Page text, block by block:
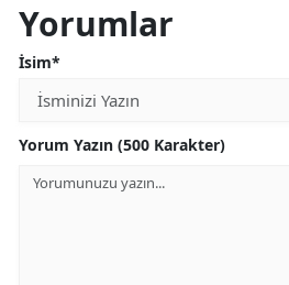
Yorumlar
İsim*
Yorum Yazın (500 Karakter)